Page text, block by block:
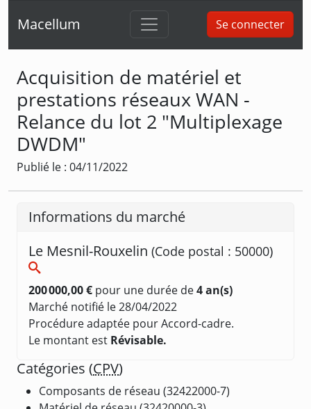
Macellum Se connecter
Acquisition de matériel et
prestations réseaux WAN -
Relance du lot 2 "Multiplexage
DWDM"
Publié le : 04/11/2022
Informations du marché
Le Mesnil-Rouxelin (Code postal : 50000)
200 000,00 € pour une durée de4 an(s)
Marché notifié le 28/04/2022
Procédure adaptée pour Accord-cadre.
Le montant est Révisable.
Catégories (CPV)
Composants de réseau (32422000-7)